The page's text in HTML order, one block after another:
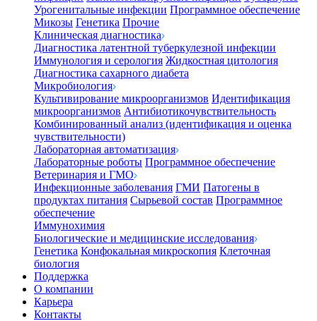
Урогенитальные инфекции Программное обеспечение
Микозы Генетика Прочие
Клиническая диагностика
Диагностика латентной туберкулезной инфекции
Иммунология и серология Жидкостная цитология
Диагностика сахарного диабета
Микробиология
Культивирование микроорганизмов Идентификация
микроорганизмов Антибиотикочувствительность
Комбинированный анализ (идентификация и оценка
чувствительности)
Лабораторная автоматизация
Лабораторные роботы Программное обеспечение
Ветеринария и ГМО
Инфекционные заболевания ГМИ Патогены в
продуктах питания Сырьевой состав Программное
обеспечение
Иммунохимия
Биологические и медицинские исследования
Генетика Конфокальная микроскопия Клеточная
биология
Поддержка
О компании
Карьера
Контакты